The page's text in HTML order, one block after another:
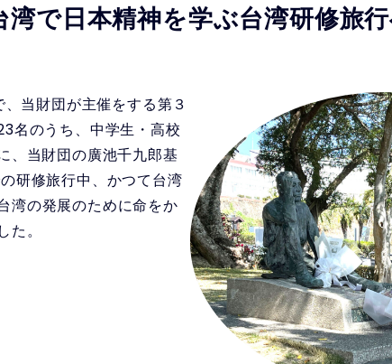
湾で日本精神を学ぶ台湾研修旅
当財団が主催をする第３
名のうち、中学生・高校
、当財団の廣池千九郎基
研修旅行中、かつて台湾
湾の発展のために命をか
。